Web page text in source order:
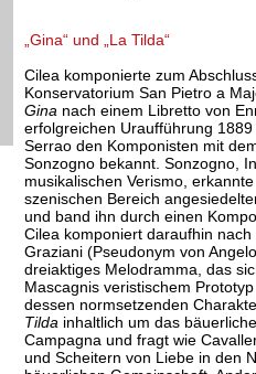
„Gina“ und „La Tilda“
Cilea komponierte zum
Konservatorium San Pietro a
Gina nach einem Libretto von
erfolgreichen Uraufführung
Serrao den Komponisten mit
Sonzogno bekannt. Sonzogno,
musikalischen Verismo,
szenischen Bereich
und band ihn durch einen
Cilea komponiert daraufhin
Graziani (Pseudonym von
dreiaktiges Melodramma, das
Mascagnis veristischem
dessen normsetzenden
Tilda inhaltlich um das
Campagna und fragt wie
und Scheitern von Liebe in den